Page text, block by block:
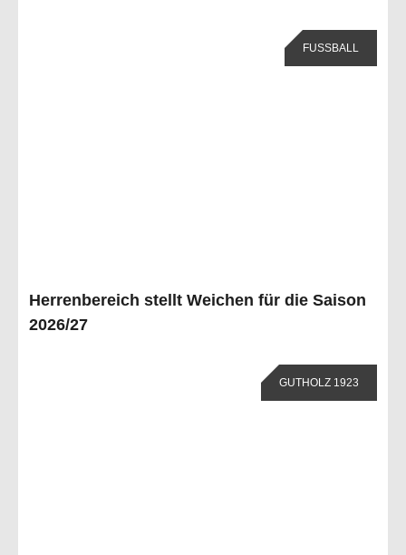
FUSSBALL
Herrenbereich stellt Weichen für die Saison
2026/27
GUTHOLZ 1923